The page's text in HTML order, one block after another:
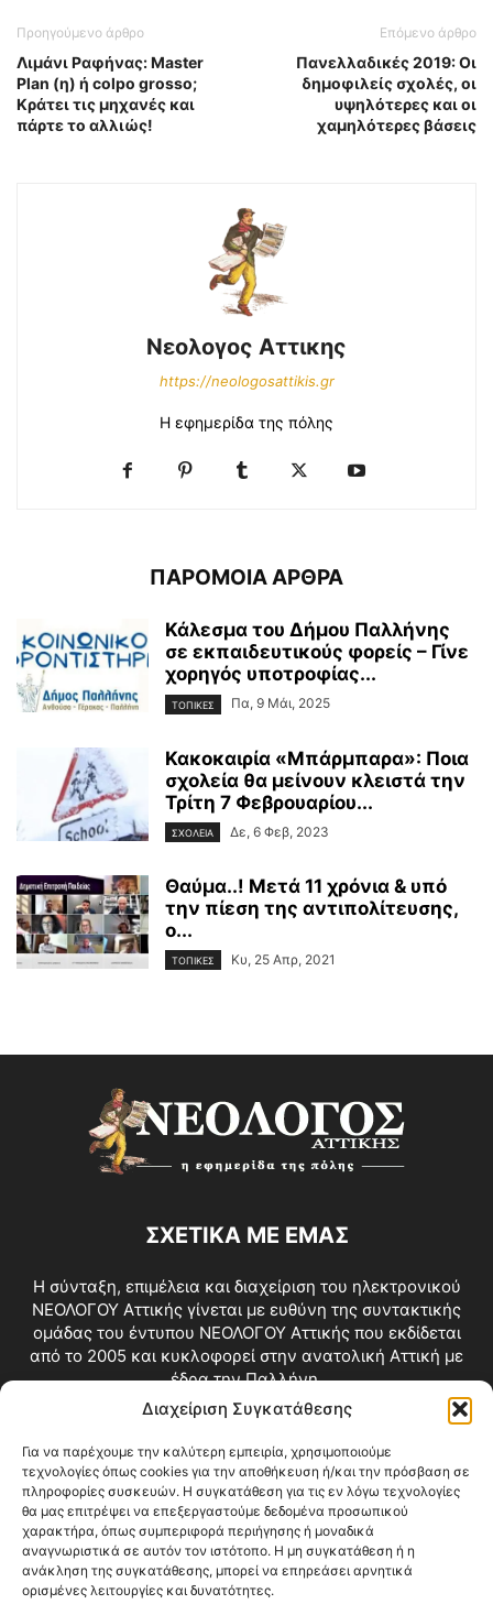
Διαχείριση Συγκατάθεσης
Για να παρέχουμε την καλύτερη εμπειρία, χρησιμοποιούμε
τεχνολογίες όπως cookies για την αποθήκευση ή/και την πρόσβαση σε
πληροφορίες συσκευών. Η συγκατάθεση για τις εν λόγω τεχνολογίες
θα μας επιτρέψει να επεξεργαστούμε δεδομένα προσωπικού
χαρακτήρα, όπως συμπεριφορά περιήγησης ή μοναδικά
αναγνωριστικά σε αυτόν τον ιστότοπο. Η μη συγκατάθεση ή η
ανάκληση της συγκατάθεσης, μπορεί να επηρεάσει αρνητικά
ορισμένες λειτουργίες και δυνατότητες.
Προηγούμενο άρθρο
Λιμάνι Ραφήνας: Master
Plan (η) ή colpo grosso;
Κράτει τις μηχανές και
πάρτε το αλλιώς!
Επόμενο άρθρο
Πανελλαδικές 2019: Οι
δημοφιλείς σχολές, οι
υψηλότερες και οι
χαμηλότερες βάσεις
Νεολογος Αττικης
https://neologosattikis.gr
Η εφημερίδα της πόλης
ΠΑΡΟΜΟΙΑ ΑΡΘΡΑ
Κάλεσμα του Δήμου Παλλήνης
σε εκπαιδευτικούς φορείς – Γίνε
χορηγός υποτροφίας...
ΤΟΠΙΚΕΣ Πα, 9 Μάι, 2025
Κακοκαιρία «Μπάρμπαρα»: Ποια
σχολεία θα μείνουν κλειστά την
Τρίτη 7 Φεβρουαρίου...
ΣΧΟΛΕΙΑ Δε, 6 Φεβ, 2023
Θαύμα..! Μετά 11 χρόνια & υπό
την πίεση της αντιπολίτευσης,
ο...
ΤΟΠΙΚΕΣ Κυ, 25 Απρ, 2021
ΣΧΕΤΙΚΑ ΜΕ ΕΜΑΣ
Η σύνταξη, επιμέλεια και διαχείριση του ηλεκτρονικού
ΝΕΟΛΟΓΟΥ Αττικής γίνεται με ευθύνη της συντακτικής
ομάδας του έντυπου ΝΕΟΛΟΓΟΥ Αττικής που εκδίδεται
από το 2005 και κυκλοφορεί στην ανατολική Αττική με
έδρα την Παλλήνη.
Επικοινωνία:info@neologosattikis.gr
ΑΚΟΛΟΥΘΗΣΕ ΜΑΣ